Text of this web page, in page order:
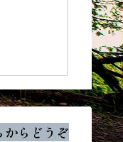
らどうぞ